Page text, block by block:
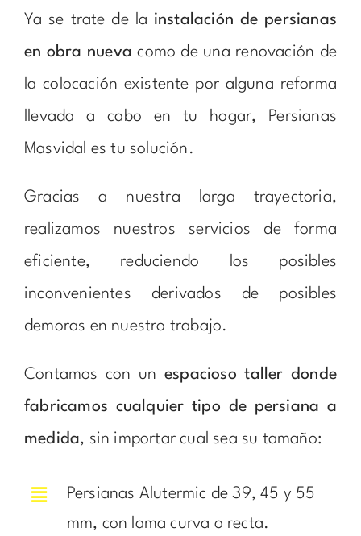
Ya se trate de la instalación de persianas
en obra nueva como de una renovación de
la colocación existente por alguna reforma
llevada a cabo en tu hogar, Persianas
Masvidal es tu solución.
Gracias a nuestra larga trayectoria,
realizamos nuestros servicios de forma
eficiente, reduciendo los posibles
inconvenientes derivados de posibles
demoras en nuestro trabajo.
Contamos con unespacioso taller donde
fabricamos cualquier tipo de persiana a
medida, sin importar cual sea su tamaño:
Persianas Alutermic de 39, 45 y 55
mm, con lama curva o recta.